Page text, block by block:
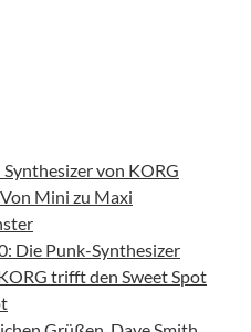
von KORG
Mini zu Maxi
Die Punk-Synthesizer
trifft den Sweet Spot